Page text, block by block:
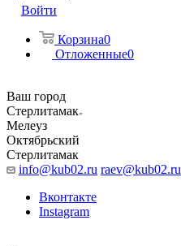
Войти
Корзина0
Отложенные0
Ваш город
Стерлитамак
Мелеуз
Октябрьский
Стерлитамак
info@kub02.ru raev@kub02.ru
Вконтакте
Instagram